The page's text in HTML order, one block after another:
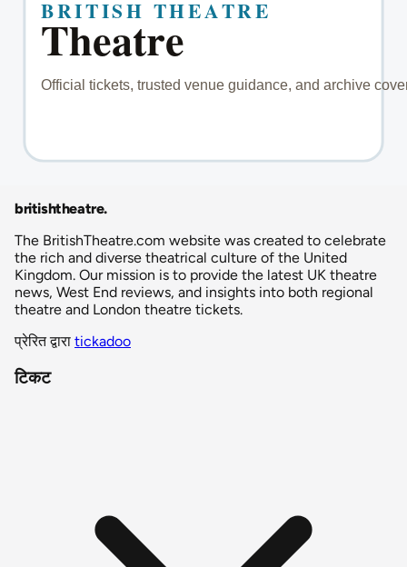
britishtheatre.
The BritishTheatre.com website was created to celebrate
the rich and diverse theatrical culture of the United
Kingdom. Our mission is to provide the latest UK theatre
news, West End reviews, and insights into both regional
theatre and London theatre tickets.
प्रेरित द्वारा tickadoo
टिकट